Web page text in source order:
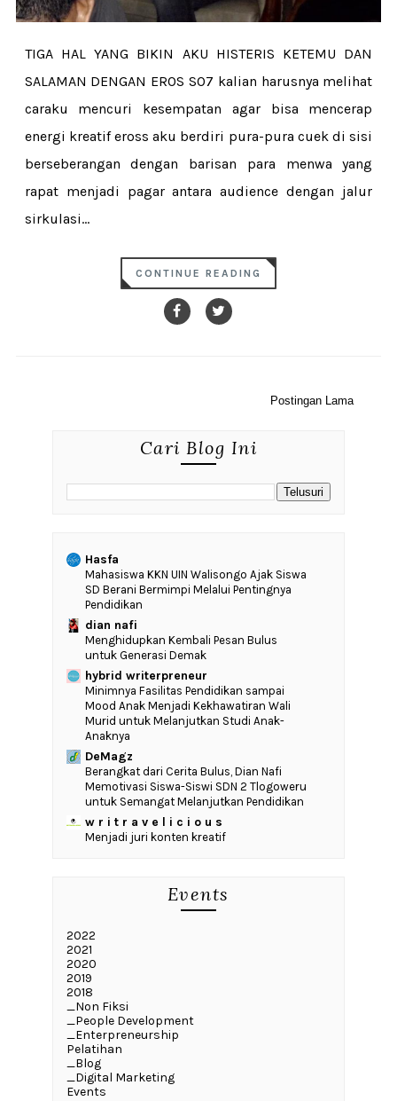
TIGA HAL YANG BIKIN AKU HISTERIS KETEMU DAN
SALAMAN DENGAN EROS SO7 kalian harusnya melihat
caraku mencuri kesempatan agar bisa mencerap
energi kreatif eross aku berdiri pura-pura cuek di sisi
berseberangan dengan barisan para menwa yang
rapat menjadi pagar antara audience dengan jalur
sirkulasi...
CONTINUE READING
Postingan Lama
Cari Blog Ini
Hasfa
Mahasiswa KKN UIN Walisongo Ajak Siswa
SD Berani Bermimpi Melalui Pentingnya
Pendidikan
dian nafi
Menghidupkan Kembali Pesan Bulus
untuk Generasi Demak
hybrid writerpreneur
‎Minimnya Fasilitas Pendidikan sampai
Mood Anak Menjadi Kekhawatiran Wali
Murid untuk Melanjutkan Studi Anak-
Anaknya
DeMagz
‎Berangkat dari Cerita Bulus, Dian Nafi
Memotivasi Siswa-Siswi SDN 2 Tlogoweru
untuk Semangat Melanjutkan Pendidikan
w r i t r a v e l i c i o u s
Menjadi juri konten kreatif
Events
2022
2021
2020
2019
2018
_Non Fiksi
_People Development
_Enterpreneurship
Pelatihan
_Blog
_Digital Marketing
Events